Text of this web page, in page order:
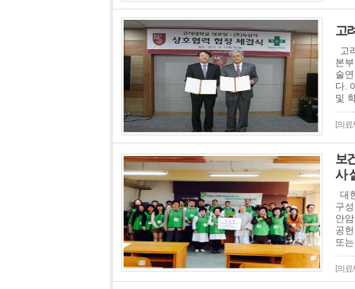
고
고
본
술
다.
및
[의료
보
사
대
구
안
공
또
[의료